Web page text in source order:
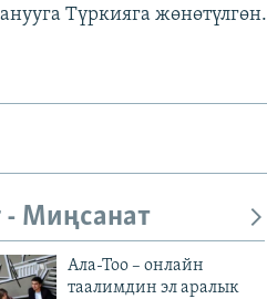
Түркияга жөнөтүлгөн.
- Миңсанат
Ала-Тоо – онлайн
таалимдин эл аралык